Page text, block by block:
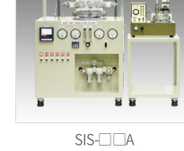
SIS-□□A